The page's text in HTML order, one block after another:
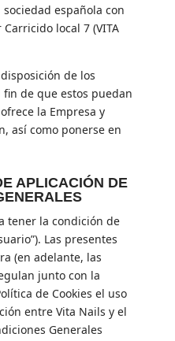
sociedad española con
local 7 (VITA
de los
de que estos puedan
la Empresa y
así como ponerse en
APLICACIÓN DE
tener la condición de
Las presentes
(en adelante, las
junto con la
de Cookies el uso
entre Vita Nails y el
Generales